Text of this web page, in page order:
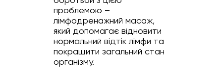
проблемою –
лімфодренажний масаж,
який допомагає відновити
нормальний відтік лімфи та
покращити загальний стан
організму.